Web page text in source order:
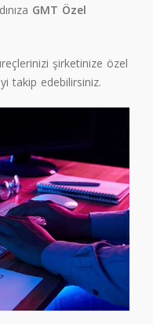
GMT Özel
şirketinize özel
takip edebilirsiniz.